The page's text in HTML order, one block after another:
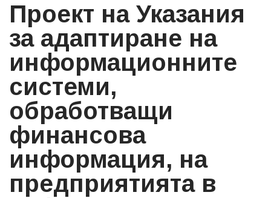
Проект на Указания
за адаптиране на
информационните
системи,
обработващи
финансова
информация, на
предприятията в